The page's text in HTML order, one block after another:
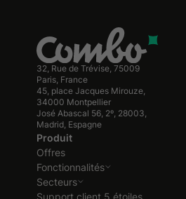
32, Rue de Trévise, 75009
Paris, France
45, place Jacques Mirouze,
34000 Montpellier
José Abascal 56, 2º, 28003,
Madrid, Espagne
Produit
Offres
Fonctionnalités
Secteurs
Support client 5 étoiles